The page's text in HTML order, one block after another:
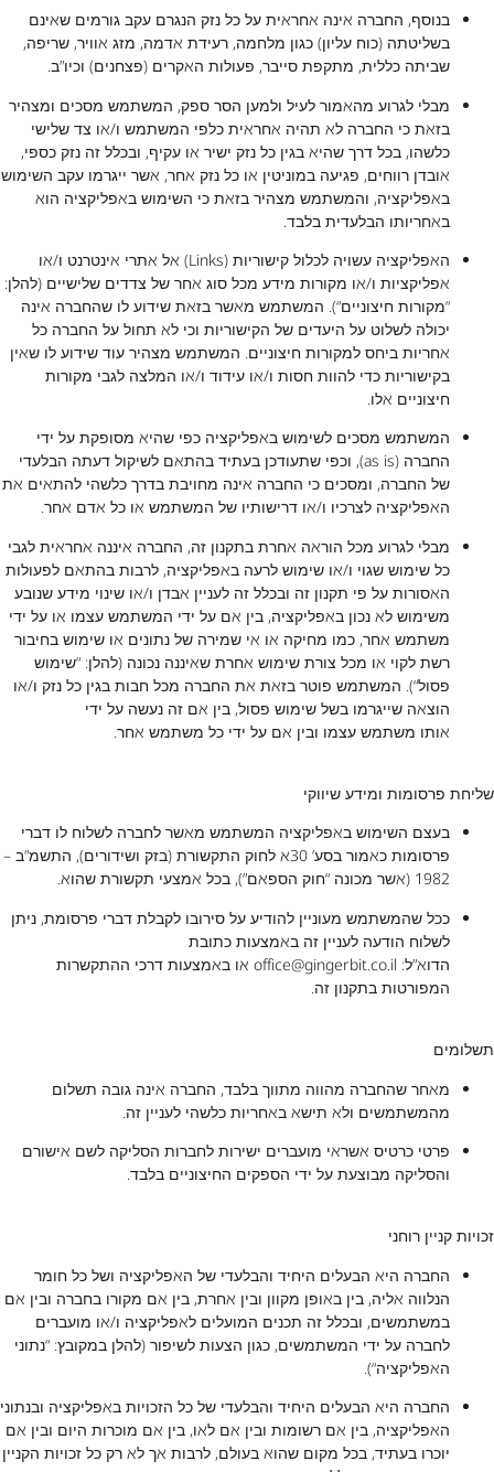
בנוסף, החברה אינה אחראית על כל נזק הנגרם עקב גורמים שאינם
בשליטתה (כוח עליון) כגון מלחמה, רעידת אדמה, מזג אוויר, שריפה,
שביתה כללית, מתקפת סייבר, פעולות האקרים (פצחנים) וכיו”ב.
מבלי לגרוע מהאמור לעיל ולמען הסר ספק, המשתמש מסכים ומצהיר
בזאת כי החברה לא תהיה אחראית כלפי המשתמש ו/או צד שלישי
כלשהו, בכל דרך שהיא בגין כל נזק ישיר או עקיף, ובכלל זה נזק כספי,
אובדן רווחים, פגיעה במוניטין או כל נזק אחר, אשר ייגרמו עקב השימוש
באפליקציה, והמשתמש מצהיר בזאת כי השימוש באפליקציה הוא
באחריותו הבלעדית בלבד.
האפליקציה עשויה לכלול קישוריות (Links) אל אתרי אינטרנט ו/או
אפליקציות ו/או מקורות מידע מכל סוג אחר של צדדים שלישיים (להלן:
“מקורות חיצוניים“). המשתמש מאשר בזאת שידוע לו שהחברה אינה
יכולה לשלוט על היעדים של הקישוריות וכי לא תחול על החברה כל
אחריות ביחס למקורות חיצוניים. המשתמש מצהיר עוד שידוע לו שאין
בקישוריות כדי להוות חסות ו/או עידוד ו/או המלצה לגבי מקורות
חיצוניים אלו.
המשתמש מסכים לשימוש באפליקציה כפי שהיא מסופקת על ידי
החברה (as is), וכפי שתעודכן בעתיד בהתאם לשיקול דעתה הבלעדי
של החברה, ומסכים כי החברה אינה מחויבת בדרך כלשהי להתאים את
האפליקציה לצרכיו ו/או דרישותיו של המשתמש או כל אדם אחר.
מבלי לגרוע מכל הוראה אחרת בתקנון זה, החברה איננה אחראית לגבי
כל שימוש שגוי ו/או שימוש לרעה באפליקציה, לרבות בהתאם לפעולות
האסורות על פי תקנון זה ובכלל זה לעניין אבדן ו/או שינוי מידע שנובע
משימוש לא נכון באפליקציה, בין אם על ידי המשתמש עצמו או על ידי
משתמש אחר, כמו מחיקה או אי שמירה של נתונים או שימוש בחיבור
רשת לקוי או מכל צורת שימוש אחרת שאיננה נכונה (להלן: “שימוש
פסול“). המשתמש פוטר בזאת את החברה מכל חבות בגין כל נזק ו/או
הוצאה שייגרמו בשל שימוש פסול, בין אם זה נעשה על ידי
אותו משתמש עצמו ובין אם על ידי כל משתמש אחר.
שליחת פרסומות ומידע שיווקי
בעצם השימוש באפליקציה המשתמש מאשר לחברה לשלוח לו דברי
פרסומות כאמור בסע’ 30א לחוק התקשורת (בזק ושידורים), התשמ”ב –
1982 (אשר מכונה “חוק הספאם”), בכל אמצעי תקשורת שהוא.
ככל שהמשתמש מעוניין להודיע על סירובו לקבלת דברי פרסומת, ניתן
לשלוח הודעה לעניין זה באמצעות כתובת
הדוא”ל: office@gingerbit.co.il או באמצעות דרכי ההתקשרות
המפורטות בתקנון זה.
תשלומים
מאחר שהחברה מהווה מתווך בלבד, החברה אינה גובה תשלום
מהמשתמשים ולא תישא באחריות כלשהי לעניין זה.
פרטי כרטיס אשראי מועברים ישירות לחברות הסליקה לשם אישורם
והסליקה מבוצעת על ידי הספקים החיצוניים בלבד.
זכויות קניין רוחני
החברה היא הבעלים היחיד והבלעדי של האפליקציה ושל כל חומר
הנלווה אליה, בין באופן מקוון ובין אחרת, בין אם מקורו בחברה ובין אם
במשתמשים, ובכלל זה תכנים המועלים לאפליקציה ו/או מועברים
לחברה על ידי המשתמשים, כגון הצעות לשיפור (להלן במקובץ: “נתוני
האפליקציה“).
החברה היא הבעלים היחיד והבלעדי של כל הזכויות באפליקציה ובנתוני
האפליקציה, בין אם רשומות ובין אם לאו, בין אם מוכרות היום ובין אם
יוכרו בעתיד, בכל מקום שהוא בעולם, לרבות אך לא רק כל זכויות הקניין